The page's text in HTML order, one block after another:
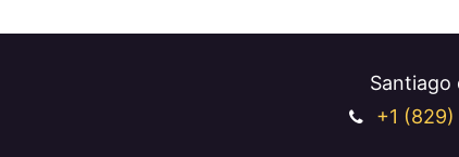
Santiago
+1 (829)